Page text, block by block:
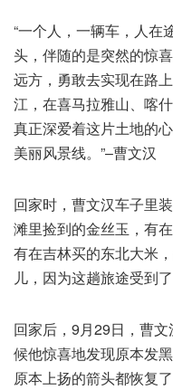
“一个人，一辆车，人在
头，伴随的是突然的惊
远方，勇敢去实现在路
江，在喜马拉雅山、喀
真正深爱着这片土地的
美丽风景线。”–曹文汉
回家时，曹文汉车子里
滩里捡到的金丝玉，有
有在吉林买的东北大米
儿，因为这趟旅途受到
回家后，9月29日，曹
候他惊喜地发现原本发
原本上扬的箭头都恢复